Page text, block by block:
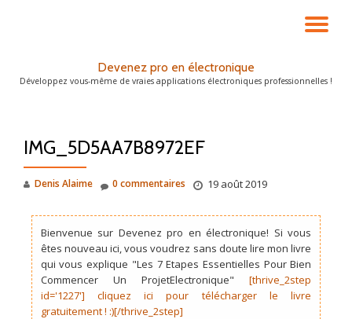
LA
Devenez pro en électronique
Développez vous-même de vraies applications électroniques professionnelles !
IMG_5D5AA7B8972EF
Denis Alaime 19 août 2019
0 commentaires
Bienvenue sur Devenez pro en électronique! Si vous
êtes nouveau ici, vous voudrez sans doute lire mon livre
qui vous explique "Les 7 Etapes Essentielles Pour Bien
Commencer Un ProjetElectronique"[thrive_2step
id='1227'] cliquez ici pour télécharger le livre
gratuitement ! :)[/thrive_2step]